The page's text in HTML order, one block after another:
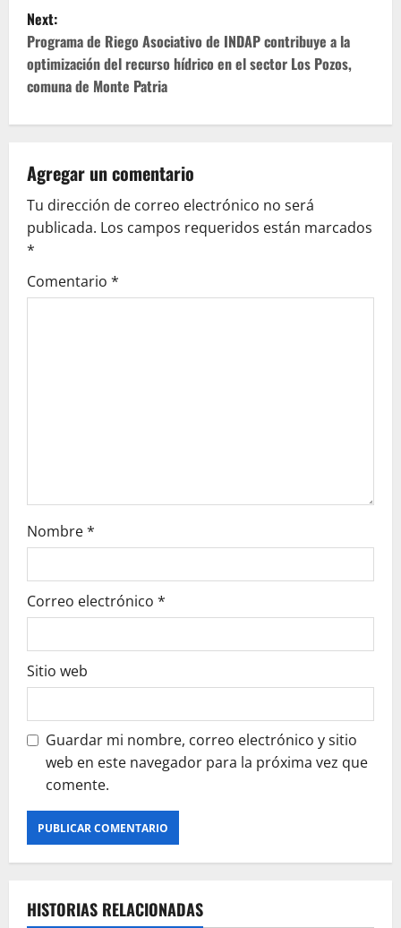
t
n
a
v
i
g
a
t
Next:
Programa de Riego Asociativo de INDAP contribuye a la
optimización del recurso hídrico en el sector Los Pozos,
comuna de Monte Patria
Agregar un comentario
Tu dirección de correo electrónico no será
publicada. Los campos requeridos están marcados
*
Comentario *
Nombre*
Correo electrónico *
Sitio web
Guardar mi nombre, correo electrónico y sitio
web en este navegador para la próxima vez que
comente.
HISTORIAS RELACIONADAS